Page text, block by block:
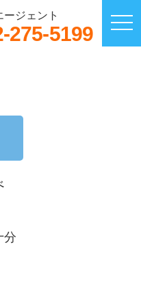
ジェント
275-5199
分